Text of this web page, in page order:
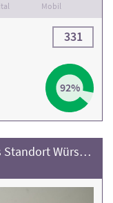
Mobil
92%
331
Ambulante Reha am Krankenhaus Standort Würselen